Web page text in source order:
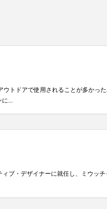
トドアで使用されることが多かった
...
ブ・デザイナーに就任し、ミウッチ